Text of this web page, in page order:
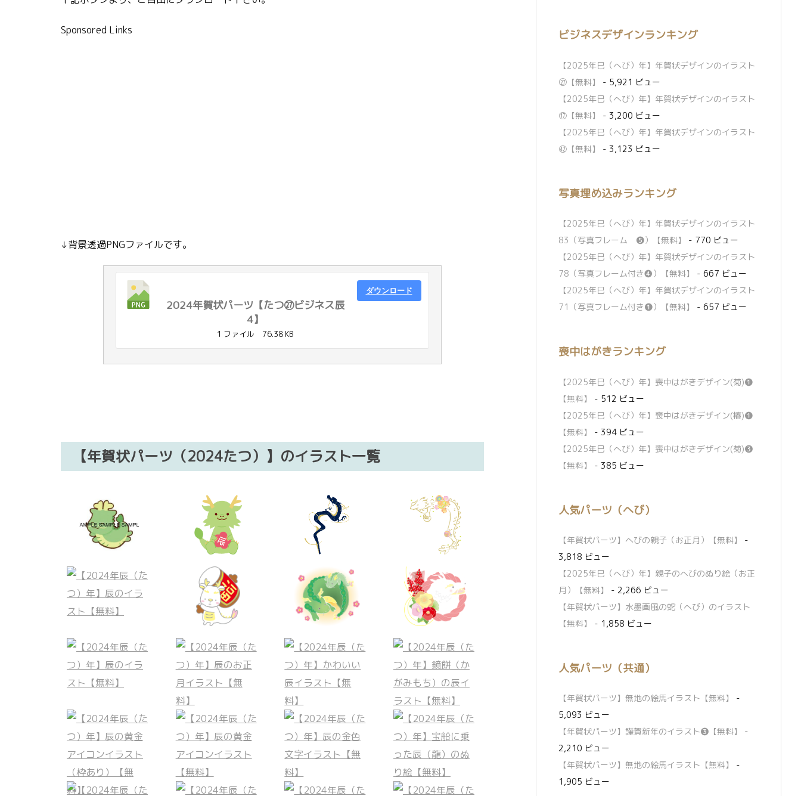
Sponsored Links
↓背景透過PNGファイルです。
2024年賀状パーツ【たつ㉗ビジネス辰
4】
1 ファイル 76.38 KB
ダウンロード
【年賀状パーツ（2024たつ）】のイラスト一覧
ビジネスデザインランキング
【2025年巳（へび）年】年賀状デザインのイラスト
㉗【無料】
- 5,921 ビュー
【2025年巳（へび）年】年賀状デザインのイラスト
⑰【無料】
- 3,200 ビュー
【2025年巳（へび）年】年賀状デザインのイラスト
㊷【無料】
- 3,123 ビュー
写真埋め込みランキング
【2025年巳（へび）年】年賀状デザインのイラスト
83（写真フレーム ❺）【無料】
- 770 ビュー
【2025年巳（へび）年】年賀状デザインのイラスト
78（写真フレーム付き❹）【無料】
- 667 ビュー
【2025年巳（へび）年】年賀状デザインのイラスト
71（写真フレーム付き❶）【無料】
- 657 ビュー
喪中はがきランキング
【2025年巳（へび）年】喪中はがきデザイン(菊)❶
【無料】
- 512 ビュー
【2025年巳（へび）年】喪中はがきデザイン(椿)❶
【無料】
- 394 ビュー
【2025年巳（へび）年】喪中はがきデザイン(菊)❸
【無料】
- 385 ビュー
人気パーツ（へび）
【年賀状パーツ】へびの親子（お正月）【無料】
-
3,818 ビュー
【2025年巳（へび）年】親子のへびのぬり絵（お正
月）【無料】
- 2,266 ビュー
【年賀状パーツ】水墨画風の蛇（へび）のイラスト
【無料】
- 1,858 ビュー
人気パーツ（共通）
【年賀状パーツ】無地の絵馬イラスト【無料】
-
5,093 ビュー
【年賀状パーツ】謹賀新年のイラスト❸【無料】
-
2,210 ビュー
【年賀状パーツ】無地の絵馬イラスト【無料】
-
1,905 ビュー